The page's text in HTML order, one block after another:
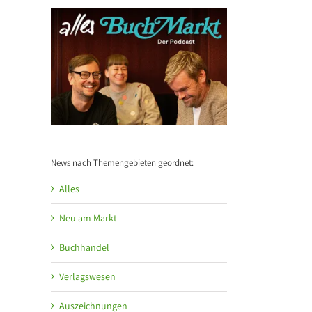
Deutschen
Kinderbuchpreises
2026
am Grazer
Hauptplatz auf
3 Etagen
News nach Themengebieten geordnet:
Alles
Neu am Markt
Buchhandel
Verlagswesen
Auszeichnungen